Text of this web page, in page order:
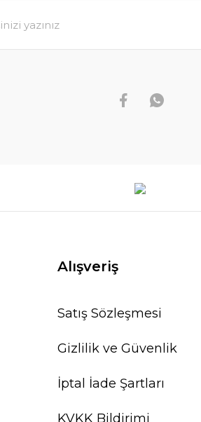
Alışveriş
Satış Sözleşmesi
Gizlilik ve Güvenlik
İptal İade Şartları
KVKK Bildirimi